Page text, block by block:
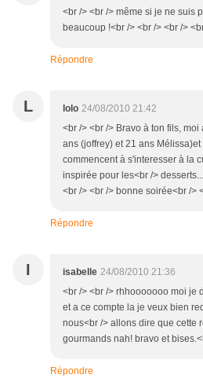
<br /> <br /> même si je ne suis
beaucoup !<br /> <br /> <br />
Répondre
L lolo 24/08/2010 21:42
<br /> <br /> Bravo à ton fils,
ans (joffrey) et 21 ans
commencent à s'interesser à la
inspirée pour les<br />
<br /> <br /> bonne soirée<br />
Répondre
I isabelle 24/08/2010 21:36
<br /> <br /> rhhooooooo moi je
et a ce compte la je veux bien
nous<br /> allons dire que cette
gourmands nah! bravo et
Répondre